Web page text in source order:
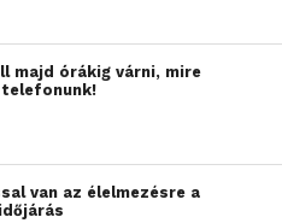
majd órákig várni, mire
van az élelmezésre a